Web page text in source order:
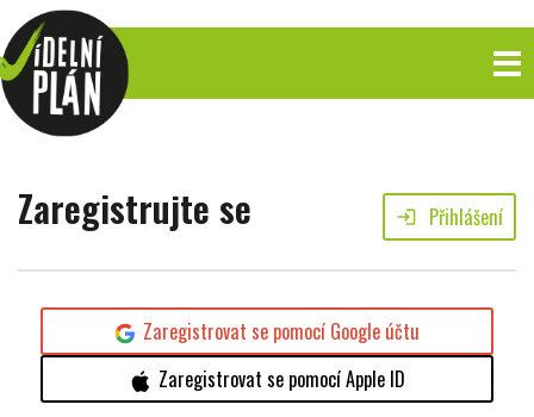
Zaregistrujte se login Přihlášení
Zaregistrovat se pomocí Google účtu
Zaregistrovat se pomocí Apple ID